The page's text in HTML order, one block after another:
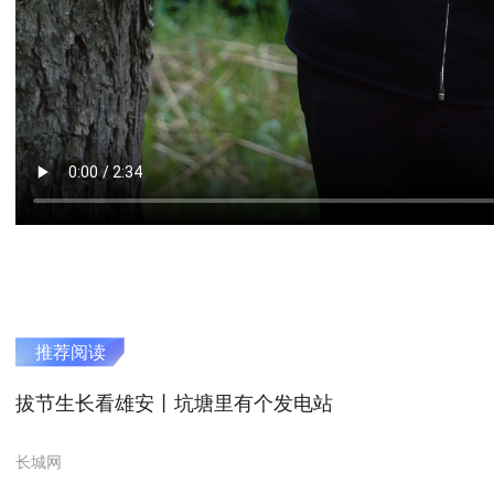
推荐阅读
拔节生长看雄安丨坑塘里有个发电站
长城网